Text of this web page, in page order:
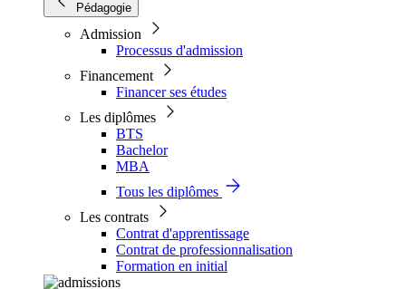
Pédagogie
Admission
Processus d'admission
Financement
Financer ses études
Les diplômes
BTS
Bachelor
MBA
Tous les diplômes
Les contrats
Contrat d'apprentissage
Contrat de professionnalisation
Formation en initial